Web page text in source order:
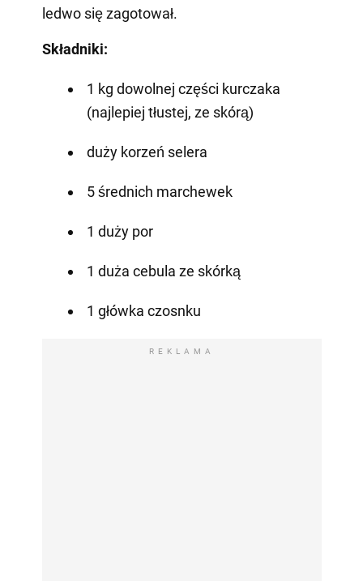
ledwo się zagotował.
Składniki:
1 kg dowolnej części kurczaka
(najlepiej tłustej, ze skórą)
duży korzeń selera
5 średnich marchewek
1 duży por
1 duża cebula ze skórką
1 główka czosnku
REKLAMA